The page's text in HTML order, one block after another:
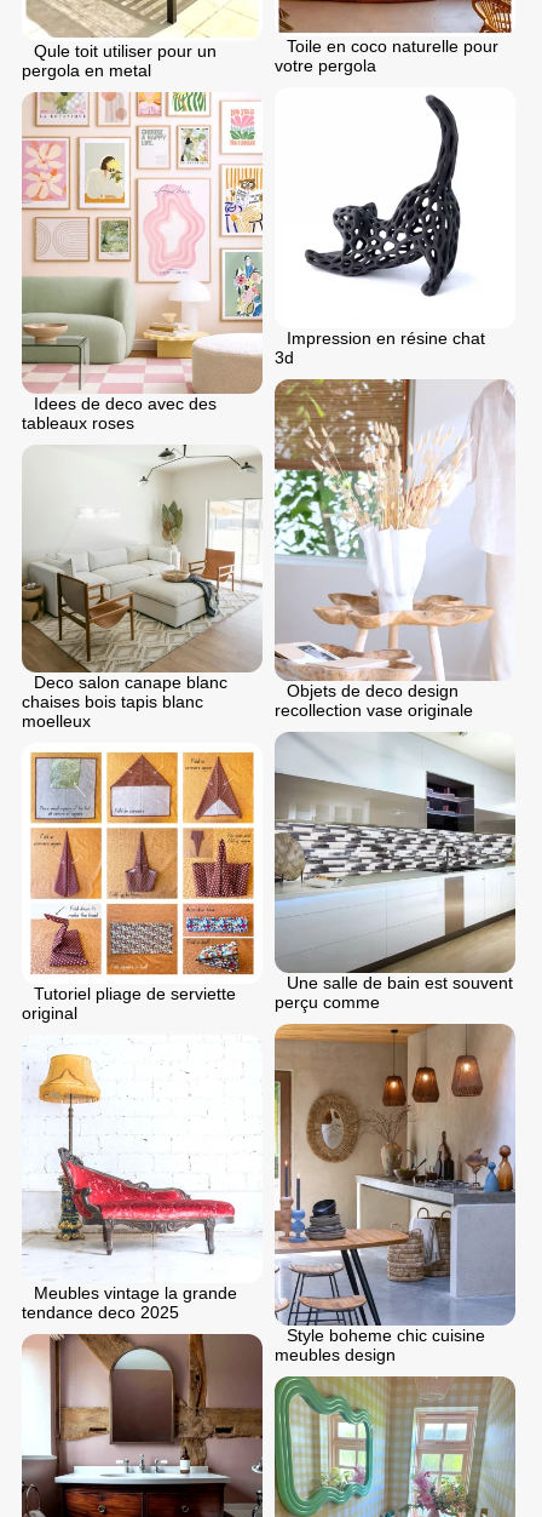
Toile en coco naturelle pour
votre pergola
Qule toit utiliser pour un
pergola en metal
Impression en résine chat
3d
Idees de deco avec des
tableaux roses
Objets de deco design
recollection vase originale
Deco salon canape blanc
chaises bois tapis blanc
moelleux
Une salle de bain est souvent
perçu comme
Tutoriel pliage de serviette
original
Style boheme chic cuisine
meubles design
Meubles vintage la grande
tendance deco 2025